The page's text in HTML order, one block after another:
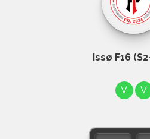
Issø F16
V V